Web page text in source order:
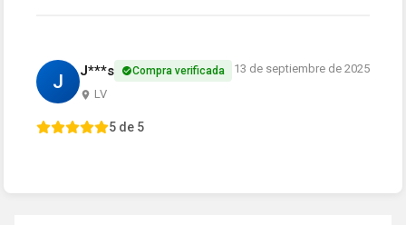
J J***s Compra verificada
LV
13 de septiembre de 2025
5 de 5